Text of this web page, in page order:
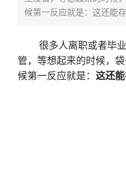
候第一反应就是：这还能
很多人离职或者毕业
管，等想起来的时候，
候第一反应就是： 这还